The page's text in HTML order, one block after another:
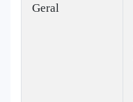
Geral